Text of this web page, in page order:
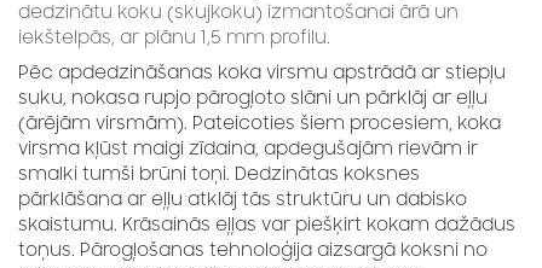
dedzinātu koku (skujkoku) izmantošanai ārā un
iekštelpās, ar plānu 1,5 mm profilu.
Pēc apdedzināšanas koka virsmu apstrādā ar stiepļu
suku, nokasa rupjo pārogļoto slāni un pārklāj ar eļļu
(ārējām virsmām). Pateicoties šiem procesiem, koka
virsma kļūst maigi zīdaina, apdegušajām rievām ir
smalki tumši brūni toņi. Dedzinātas koksnes
pārklāšana ar eļļu atklāj tās struktūru un dabisko
skaistumu. Krāsainās eļļas var piešķirt kokam dažādus
toņus. Pārogļošanas tehnoloģija aizsargā koksni no